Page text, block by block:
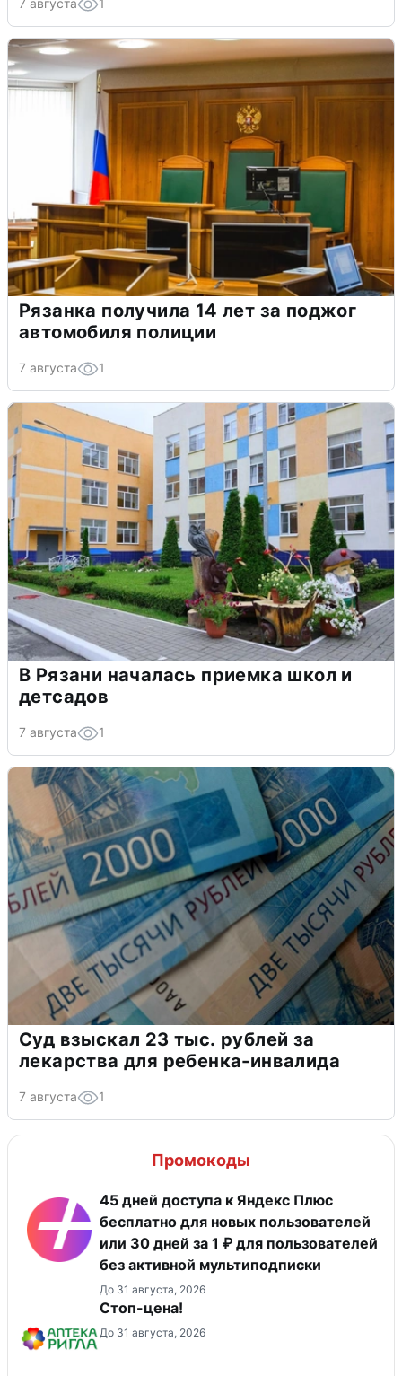
Рязанка получила 14 лет за поджог
автомобиля полиции
7 августа 1
В Рязани началась приемка школ и
детсадов
7 августа 1
Суд взыскал 23 тыс. рублей за
лекарства для ребенка-инвалида
7 августа 1
Промокоды
45 дней доступа к Яндекс Плюс
бесплатно для новых пользователей
или 30 дней за 1 ₽ для пользователей
без активной мультиподписки
До 31 августа, 2026
Стоп-цена!
До 31 августа, 2026